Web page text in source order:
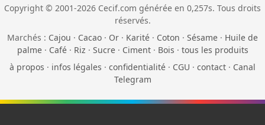
Copyright © 2001-2026 Cecif.com générée en 0,257s. Tous droits
réservés.
Marchés : Cajou · Cacao · Or · Karité · Coton · Sésame · Huile de
palme· Café· Riz · Sucre· Ciment· Bois · tous les produits
à propos · infos légales · confidentialité · CGU · contact · Canal
Telegram